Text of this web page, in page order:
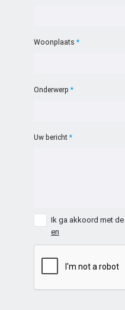
Woonplaats
Onderwerp
Uw bericht
Ik ga akkoord met de
en